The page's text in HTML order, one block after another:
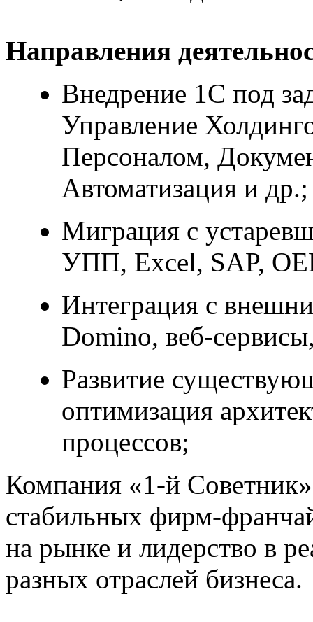
Направления
Внедрение 1С под
Управление
Персоналом,
Автоматизация и др.;
Миграция с
УПП, Excel, SAP,
Интеграция с
Domino, веб-
Развитие
оптимизация
процессов;
Компания «1-й
стабильных фирм-
на рынке и лидерство в
разных отраслей бизнеса.